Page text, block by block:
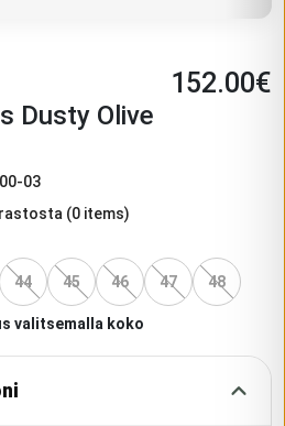
152.00€
Dusty Olive
03
(0 items)
44 45 46 47 48
valitsemalla koko